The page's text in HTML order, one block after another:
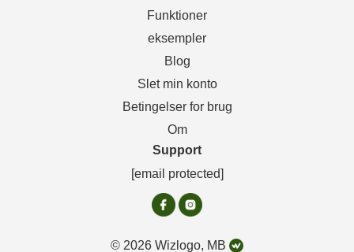
Funktioner
eksempler
Blog
Slet min konto
Betingelser for brug
Om
Support
[email protected]
© 2026 Wizlogo, MB